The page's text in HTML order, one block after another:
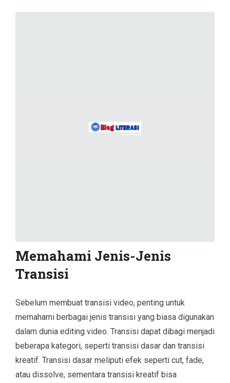
Memahami Jenis-Jenis
Transisi
Sebelum membuat transisi video, penting untuk
memahami berbagai jenis transisi yang biasa digunakan
dalam dunia editing video. Transisi dapat dibagi menjadi
beberapa kategori, seperti transisi dasar dan transisi
kreatif. Transisi dasar meliputi efek seperti cut, fade,
atau dissolve, sementara transisi kreatif bisa